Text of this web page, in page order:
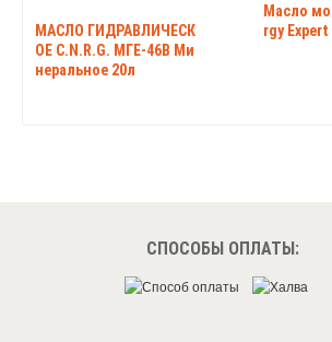
МАСЛО ГИДРАВЛИЧЕСК
ОЕ C.N.R.G. МГЕ-46В Ми
неральное 20л
Масло
rgy Expert
СПОСОБЫ ОПЛАТЫ: